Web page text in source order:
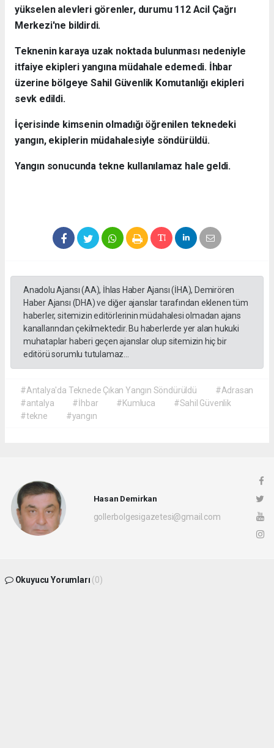
yükselen alevleri görenler, durumu 112 Acil Çağrı
Merkezi'ne bildirdi.
Teknenin karaya uzak noktada bulunması nedeniyle
itfaiye ekipleri yangına müdahale edemedi. İhbar
üzerine bölgeye Sahil Güvenlik Komutanlığı ekipleri
sevk edildi.
İçerisinde kimsenin olmadığı öğrenilen teknedeki
yangın, ekiplerin müdahalesiyle söndürüldü.
Yangın sonucunda tekne kullanılamaz hale geldi.
Anadolu Ajansı (AA), İhlas Haber Ajansı (İHA), Demirören
Haber Ajansı (DHA) ve diğer ajanslar tarafından eklenen tüm
haberler, sitemizin editörlerinin müdahalesi olmadan ajans
kanallarından çekilmektedir. Bu haberlerde yer alan hukuki
muhataplar haberi geçen ajanslar olup sitemizin hiç bir
editörü sorumlu tutulamaz...
#Antalya'da Teknede Çıkan Yangın Söndürüldü
#Adrasan
#antalya
#İhbar #Kumluca
#Sahil Güvenlik
#tekne
#yangın
Hasan Demirkan
gollerbolgesigazetesi@gmail.com
Okuyucu Yorumları (0)